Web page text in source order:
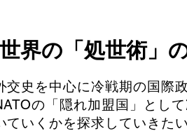
世界の「処世術」
交史を中心に冷戦期の国際
の「隠れ加盟国」とし
ていくかを探求していきた